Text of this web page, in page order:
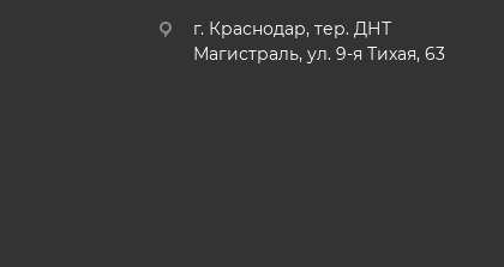
г. Краснодар, тер. ДНТ
Магистраль, ул. 9-я Тихая, 63